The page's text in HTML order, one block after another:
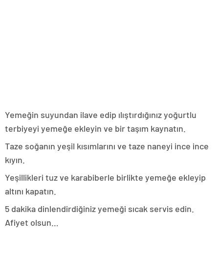
Yemeğin suyundan ilave edip ılıştırdığınız yoğurtlu
terbiyeyi yemeğe ekleyin ve bir taşım kaynatın.
Taze soğanın yeşil kısımlarını ve taze naneyi ince ince
kıyın.
Yeşillikleri tuz ve karabiberle birlikte yemeğe ekleyip
altını kapatın.
5 dakika dinlendirdiğiniz yemeği sıcak servis edin.
Afiyet olsun…